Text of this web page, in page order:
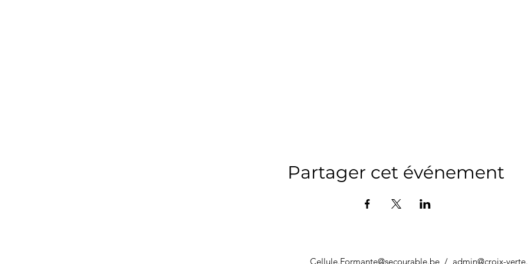
Partager cet événement
Cellule.Formante@secourable.be/ admin@croix-